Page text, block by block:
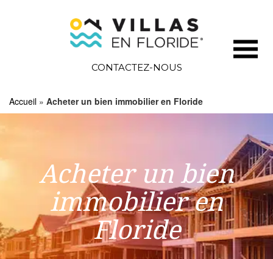
CONTACTEZ-NOUS
Accueil » Acheter un bien immobilier en Floride
Acheter un bien
immobilier en
Floride